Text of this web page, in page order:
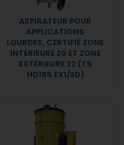
ASPIRATEUR POUR
APPLICATIONS
LOURDES, CERTIFIÉ ZONE
INTÉRIEURE 20 ET ZONE
EXTÉRIEURE 22 (TS
HD185 EX1/3D)